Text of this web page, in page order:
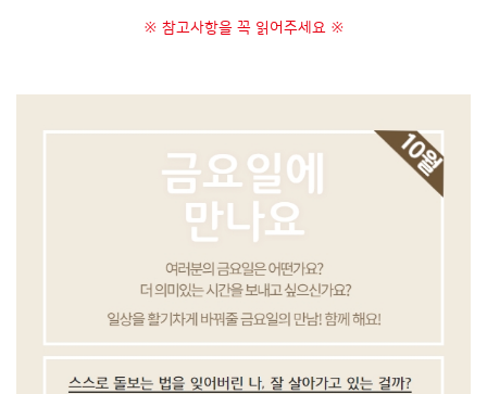
※ 참고사항을 꼭 읽어주세요 ※